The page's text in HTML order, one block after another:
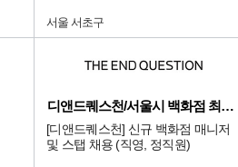
서울 서초구
디앤드퀘스천/서울시 백화점 최상급 점
[디앤드퀘스천] 신규 백화점 매니저
및 스탭 채용 (직영, 정직원)